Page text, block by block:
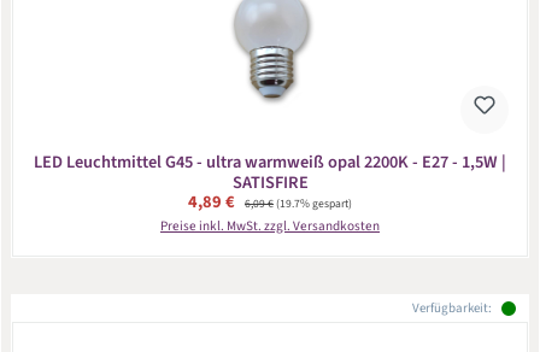
LED Leuchtmittel G45 - ultra warmweiß opal 2200K - E27 - 1,5W |
SATISFIRE
Verkaufspreis:
4,89 € Regulärer Preis:
6,09 €(19.7% gespart)
Preise inkl. MwSt. zzgl. Versandkosten
Verfügbarkeit: